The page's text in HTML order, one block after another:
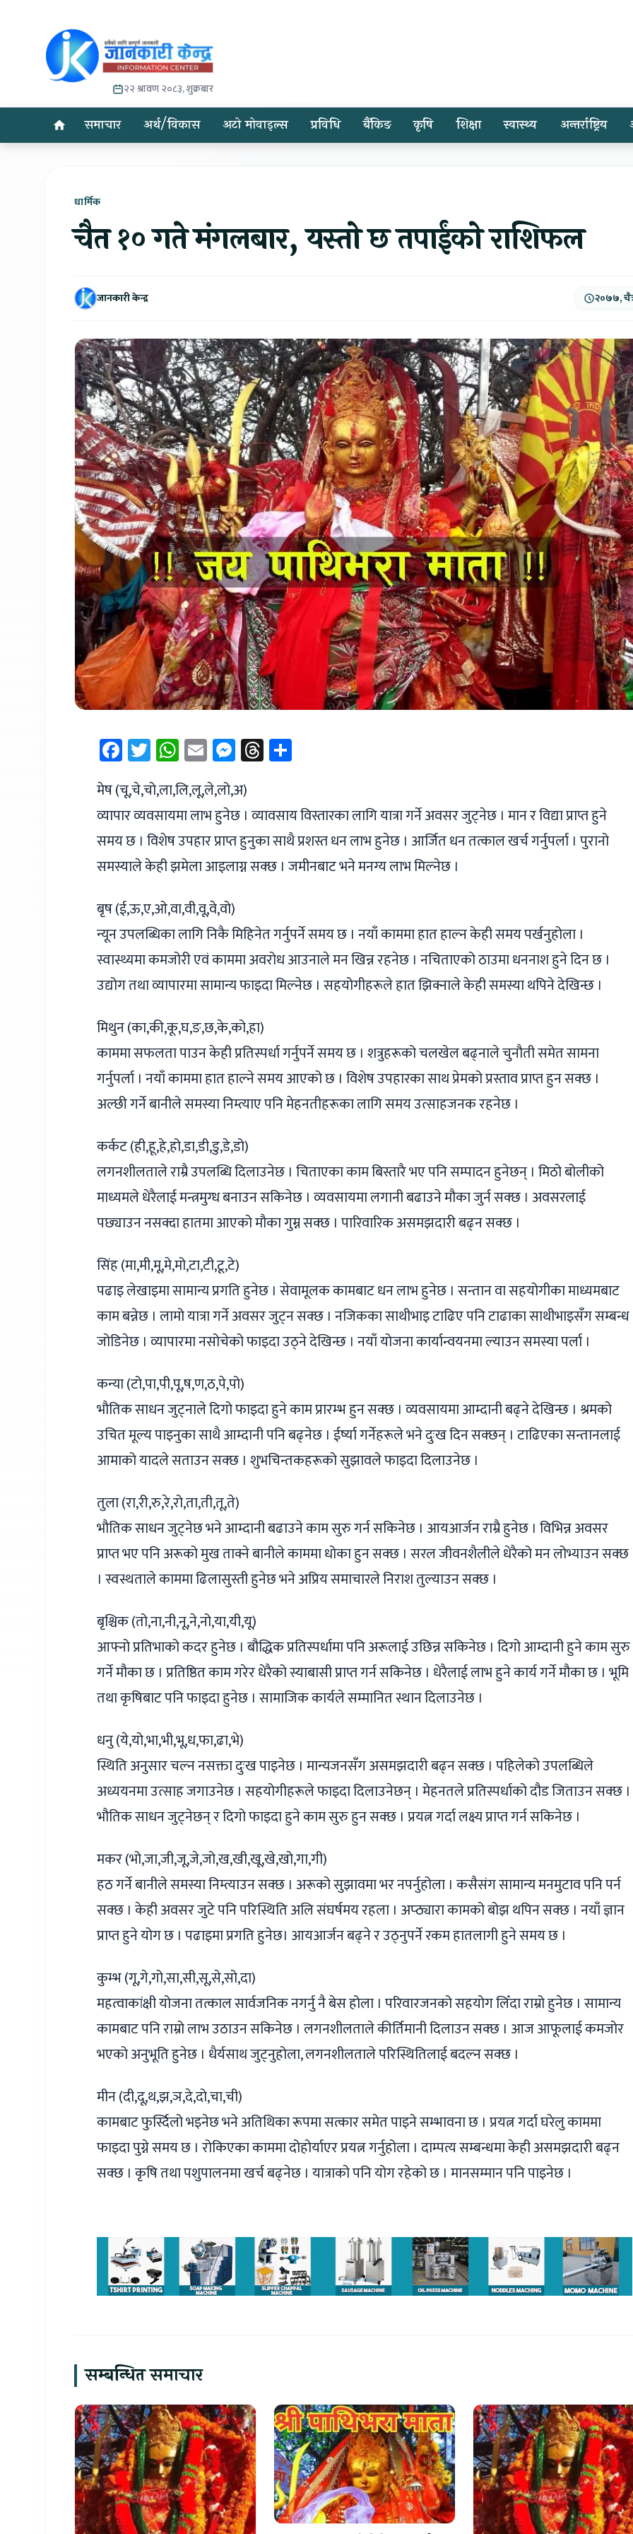
२२ श्रावण २०८३, शुक्रबार
समाचार अर्थ/विकास अटो मोवाइल्स प्रविधि बैंकिङ कृषि शिक्षा स्वास्थ्य अन्तर्राष्ट्रिय
धार्मिक
चैत १० गते मंगलबार, यस्तो छ तपाईंको राशिफल
जानकारी केन्द्र २०७७,
Facebook
Twitter
WhatsApp
EmailMessenger
Threads
मेष (चू,चे,चो,ला,लि,लू,ले,लो,अ)
व्यापार व्यवसायमा लाभ हुनेछ । व्यावसाय विस्तारका लागि यात्रा गर्ने अवसर जुट्नेछ । मान र विद्या प्राप्त हुने
समय छ । विशेष उपहार प्राप्त हुनुका साथै प्रशस्त धन लाभ हुनेछ । आर्जित धन तत्काल खर्च गर्नुपर्ला । पुरानो
समस्याले केही झमेला आइलाग्न सक्छ । जमीनबाट भने मनग्य लाभ मिल्नेछ ।
बृष (ई,ऊ,ए,ओ,वा,वी,वू,वे,वो)
न्यून उपलब्धिका लागि निकै मिहिनेत गर्नुपर्ने समय छ । नयाँ काममा हात हाल्न केही समय पर्खनुहोला ।
स्वास्थ्यमा कमजोरी एवं काममा अवरोध आउनाले मन खिन्न रहनेछ । नचिताएको ठाउमा धननाश हुने दिन छ ।
उद्योग तथा व्यापारमा सामान्य फाइदा मिल्नेछ । सहयोगीहरूले हात झिक्नाले केही समस्या थपिने देखिन्छ ।
मिथुन (का,की,कू,घ,ङ,छ,के,को,हा)
काममा सफलता पाउन केही प्रतिस्पर्धा गर्नुपर्ने समय छ । शत्रुहरूको चलखेल बढ्नाले चुनौती समेत सामना
गर्नुपर्ला । नयाँ काममा हात हाल्ने समय आएको छ । विशेष उपहारका साथ प्रेमको प्रस्ताव प्राप्त हुन सक्छ ।
अल्छी गर्ने बानीले समस्या निम्त्याए पनि मेहनतीहरूका लागि समय उत्साहजनक रहनेछ ।
कर्कट (ही,हू,हे,हो,डा,डी,डु,डे,डो)
लगनशीलताले राम्रै उपलब्धि दिलाउनेछ । चिताएका काम बिस्तारै भए पनि सम्पादन हुनेछन् । मिठो बोलीको
माध्यमले धेरैलाई मन्त्रमुग्ध बनाउन सकिनेछ । व्यवसायमा लगानी बढाउने मौका जुर्न सक्छ । अवसरलाई
पछ्याउन नसक्दा हातमा आएको मौका गुम्न सक्छ । पारिवारिक असमझदारी बढ्न सक्छ ।
सिंह (मा,मी,मू,मे,मो,टा,टी,टू,टे)
पढाइ लेखाइमा सामान्य प्रगति हुनेछ । सेवामूलक कामबाट धन लाभ हुनेछ । सन्तान वा सहयोगीका माध्यमबाट
काम बन्नेछ । लामो यात्रा गर्ने अवसर जुट्न सक्छ । नजिकका साथीभाइ टाढिए पनि टाढाका साथीभाइसँग सम्बन्ध
जोडिनेछ । व्यापारमा नसोचेको फाइदा उठ्ने देखिन्छ । नयाँ योजना कार्यान्वयनमा ल्याउन समस्या पर्ला ।
कन्या (टो,पा,पी,पू,ष,ण,ठ,पे,पो)
भौतिक साधन जुट्नाले दिगो फाइदा हुने काम प्रारम्भ हुन सक्छ । व्यवसायमा आम्दानी बढ्ने देखिन्छ । श्रमको
उचित मूल्य पाइनुका साथै आम्दानी पनि बढ्नेछ । ईर्ष्या गर्नेहरूले भने दुःख दिन सक्छन् । टाढिएका सन्तानलाई
आमाको यादले सताउन सक्छ । शुभचिन्तकहरूको सुझावले फाइदा दिलाउनेछ ।
तुला (रा,री,रु,रे,रो,ता,ती,तू,ते)
भौतिक साधन जुट्नेछ भने आम्दानी बढाउने काम सुरु गर्न सकिनेछ । आयआर्जन राम्रै हुनेछ । विभिन्न अवसर
प्राप्त भए पनि अरूको मुख ताक्ने बानीले काममा धोका हुन सक्छ । सरल जीवनशैलीले धेरैको मन लोभ्याउन सक्छ
। स्वस्थताले काममा ढिलासुस्ती हुनेछ भने अप्रिय समाचारले निराश तुल्याउन सक्छ ।
बृश्चिक (तो,ना,नी,नू,ने,नो,या,यी,यू)
आफ्नो प्रतिभाको कदर हुनेछ । बौद्धिक प्रतिस्पर्धामा पनि अरूलाई उछिन्न सकिनेछ । दिगो आम्दानी हुने काम सुरु
गर्ने मौका छ । प्रतिष्ठित काम गरेर धेरैको स्याबासी प्राप्त गर्न सकिनेछ । धेरैलाई लाभ हुने कार्य गर्ने मौका छ । भूमि
तथा कृषिबाट पनि फाइदा हुनेछ । सामाजिक कार्यले सम्मानित स्थान दिलाउनेछ ।
धनु (ये,यो,भा,भी,भू,ध,फा,ढा,भे)
स्थिति अनुसार चल्न नसक्ता दुःख पाइनेछ । मान्यजनसँग असमझदारी बढ्न सक्छ । पहिलेको उपलब्धिले
अध्ययनमा उत्साह जगाउनेछ । सहयोगीहरूले फाइदा दिलाउनेछन् । मेहनतले प्रतिस्पर्धाको दौड जिताउन सक्छ ।
भौतिक साधन जुट्नेछन् र दिगो फाइदा हुने काम सुरु हुन सक्छ । प्रयत्न गर्दा लक्ष्य प्राप्त गर्न सकिनेछ ।
मकर (भो,जा,जी,जू,जे,जो,ख,खी,खू,खे,खो,गा,गी)
हठ गर्ने बानीले समस्या निम्त्याउन सक्छ । अरूको सुझावमा भर नपर्नुहोला । कसैसंग सामान्य मनमुटाव पनि पर्न
सक्छ । केही अवसर जुटे पनि परिस्थिति अलि संघर्षमय रहला । अप्ठ्यारा कामको बोझ थपिन सक्छ । नयाँ ज्ञान
प्राप्त हुने योग छ । पढाइमा प्रगति हुनेछ। आयआर्जन बढ्ने र उठ्नुपर्ने रकम हातलागी हुने समय छ ।
कुम्भ (गू,गे,गो,सा,सी,सू,से,सो,दा)
महत्वाकांक्षी योजना तत्काल सार्वजनिक नगर्नु नै बेस होला । परिवारजनको सहयोग लिँदा राम्रो हुनेछ । सामान्य
कामबाट पनि राम्रो लाभ उठाउन सकिनेछ । लगनशीलताले कीर्तिमानी दिलाउन सक्छ । आज आफूलाई कमजोर
भएको अनुभूति हुनेछ । धैर्यसाथ जुट्नुहोला, लगनशीलताले परिस्थितिलाई बदल्न सक्छ ।
मीन (दी,दू,थ,झ,ञ,दे,दो,चा,ची)
कामबाट फुर्स्दिलो भइनेछ भने अतिथिका रूपमा सत्कार समेत पाइने सम्भावना छ । प्रयत्न गर्दा घरेलु काममा
फाइदा पुग्ने समय छ । रोकिएका काममा दोहोर्याएर प्रयत्न गर्नुहोला । दाम्पत्य सम्बन्धमा केही असमझदारी बढ्न
सक्छ । कृषि तथा पशुपालनमा खर्च बढ्नेछ । यात्राको पनि योग रहेको छ । मानसम्मान पनि पाइनेछ ।
सम्बन्धित समाचार